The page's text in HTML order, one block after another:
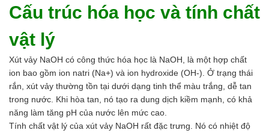
Cấu trúc hóa học và tính chất
vật lý
Xút vảy NaOH có công thức hóa học là NaOH, là một hợp chất
ion bao gồm ion natri (Na+) và ion hydroxide (OH-). Ở trạng thái
rắn, xút vảy thường tồn tại dưới dạng tinh thể màu trắng, dễ tan
trong nước. Khi hòa tan, nó tạo ra dung dịch kiềm mạnh, có khả
năng làm tăng pH của nước lên mức cao.
Tính chất vật lý của xút vảy NaOH rất đặc trưng. Nó có nhiệt độ